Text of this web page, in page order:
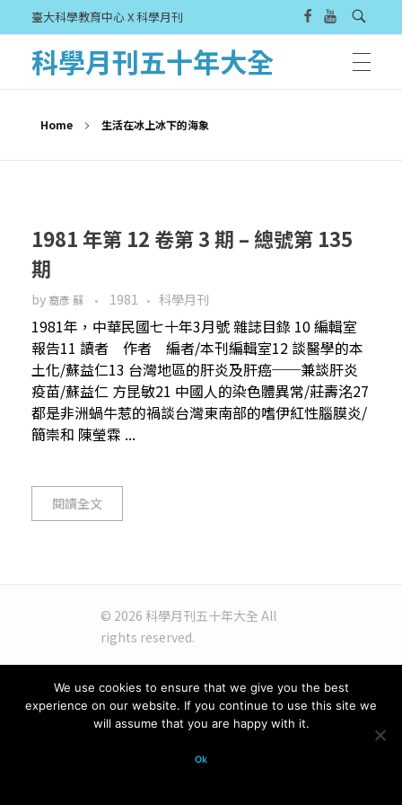
臺大科學教育中心 X 科學月刊
科學月刊五十年大全
Home 生活在冰上冰下的海象
1981 年第 12 卷第 3 期 – 總號第 135
期
by 裔彥 蘇 1981 科學月刊
1981年，中華民國七十年3月號 雜誌目錄 10 編輯室
報告11 讀者 作者 編者/本刊編輯室12 談醫學的本
土化/蘇益仁13 台灣地區的肝炎及肝癌──兼談肝炎
疫苗/蘇益仁 方昆敏21 中國人的染色體異常/莊壽洺27
都是非洲蝸牛惹的禍談台灣東南部的嗜伊紅性腦膜炎/
簡崇和 陳瑩霖 ...
閱讀全文
© 2026 科學月刊五十年大全 All
rights reserved.
We use cookies to ensure that we give you the best
experience on our website. If you continue to use this site we
will assume that you are happy with it.
Ok